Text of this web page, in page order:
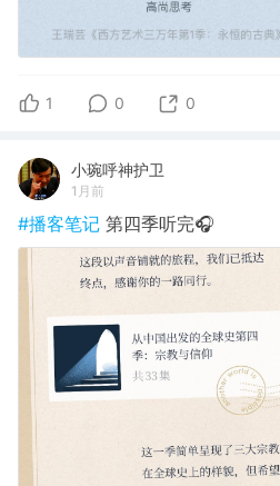
1 0 0
小琬呼神护卫
1月前
#播客笔记 第四季听完🎧